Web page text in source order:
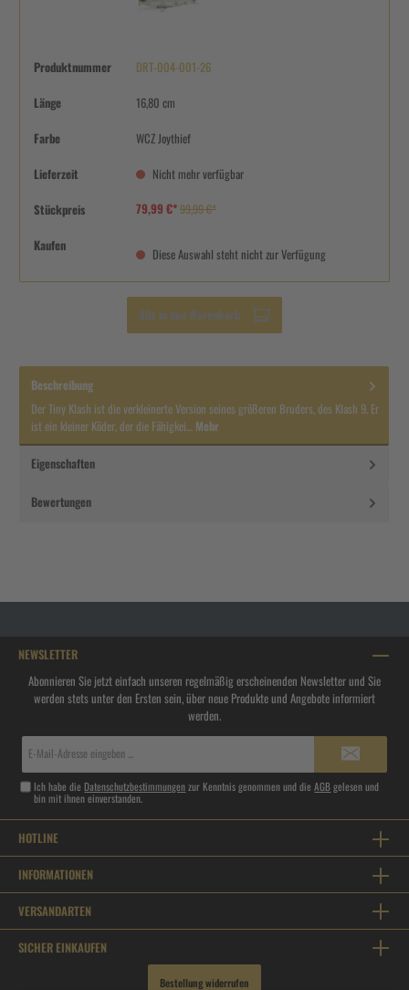
Produktnummer DRT-004-001-26
Länge 16,80 cm
Farbe WCZ Joythief
Lieferzeit Nicht mehr verfügbar
Stückpreis 79,99 €*99,99 €*
Kaufen
Diese Auswahl steht nicht zur Verfügung
Alle in den Warenkorb
Beschreibung
Der Tiny Klash ist die verkleinerte Version seines größeren Bruders, des Klash 9. Er
ist ein kleiner Köder, der die Fähigkei… Mehr
Eigenschaften
Bewertungen
NEWSLETTER
Abonnieren Sie jetzt einfach unseren regelmäßig erscheinenden Newsletter und Sie
werden stets unter den Ersten sein, über neue Produkte und Angebote informiert
werden.
Ich habe die Datenschutzbestimmungenzur Kenntnis genommen und dieAGBgelesen und
bin mit ihnen einverstanden.
HOTLINE
INFORMATIONEN
VERSANDARTEN
SICHER EINKAUFEN
Bestellung widerrufen